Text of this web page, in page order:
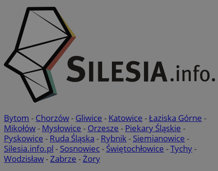
Bytom - Chorzów- Gliwice - Katowice -Łaziska Górne -
Mikołów- Mysłowice - Orzesze - Piekary Śląskie -
Pyskowice - Ruda Śląska - Rybnik- Siemianowice -
Silesia.info.pl - Sosnowiec- Świętochłowice -Tychy-
Wodzisław-Zabrze -Żory